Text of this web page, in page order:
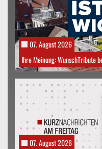
07. August 2026
Ihre Meinung: WunschTribute
07. August 2026